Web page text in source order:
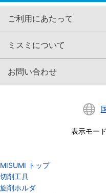
ご利用にあたって
ミスミについて
お問い合わせ
表示モード
MISUMI トップ
切削工具
旋削ホルダ